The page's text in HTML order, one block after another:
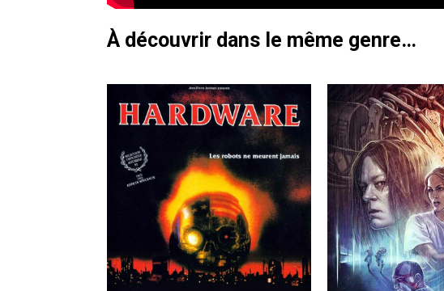
À découvrir dans le même genre…